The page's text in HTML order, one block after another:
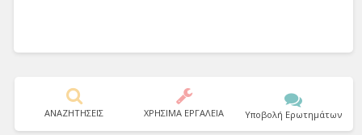
ΑΝΑΖΗΤΗΣΕΙΣ ΧΡΗΣΙΜΑ ΕΡΓΑΛΕΙΑ Υποβολή Ερωτημάτων